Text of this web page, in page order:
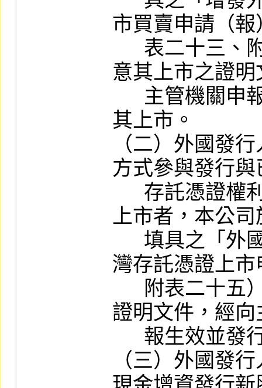
市買賣申請（
意其上市之證
其上市。
（二）外國發
方式參與發行
上市者，本公
灣存託憑證上
證明文件，經
（三）外國發